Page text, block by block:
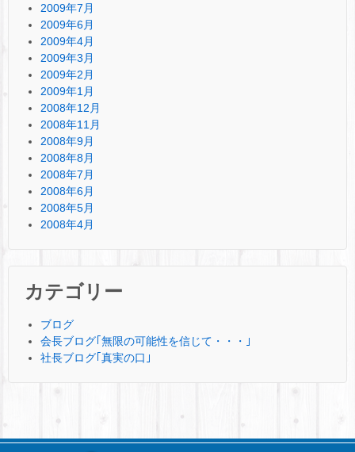
2009年7月
2009年6月
2009年4月
2009年3月
2009年2月
2009年1月
2008年12月
2008年11月
2008年9月
2008年8月
2008年7月
2008年6月
2008年5月
2008年4月
カテゴリー
ブログ
会長ブログ｢無限の可能性を信じて・・・｣
社長ブログ｢真実の口｣